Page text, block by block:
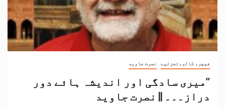
فیچر، کالم،تجزئیے نصرت جاوید
’’میری سادگی اور اندیشہ ہائے دور
دراز۔۔۔ || نصرت جاوید